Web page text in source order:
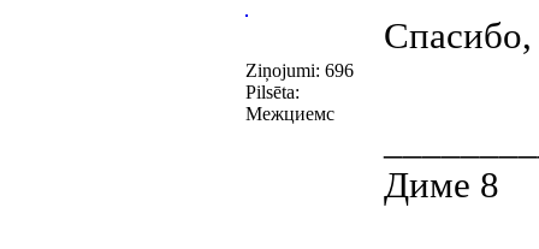
Ziņojumi: 696
Pilsēta:
Межциемс
Диме 8